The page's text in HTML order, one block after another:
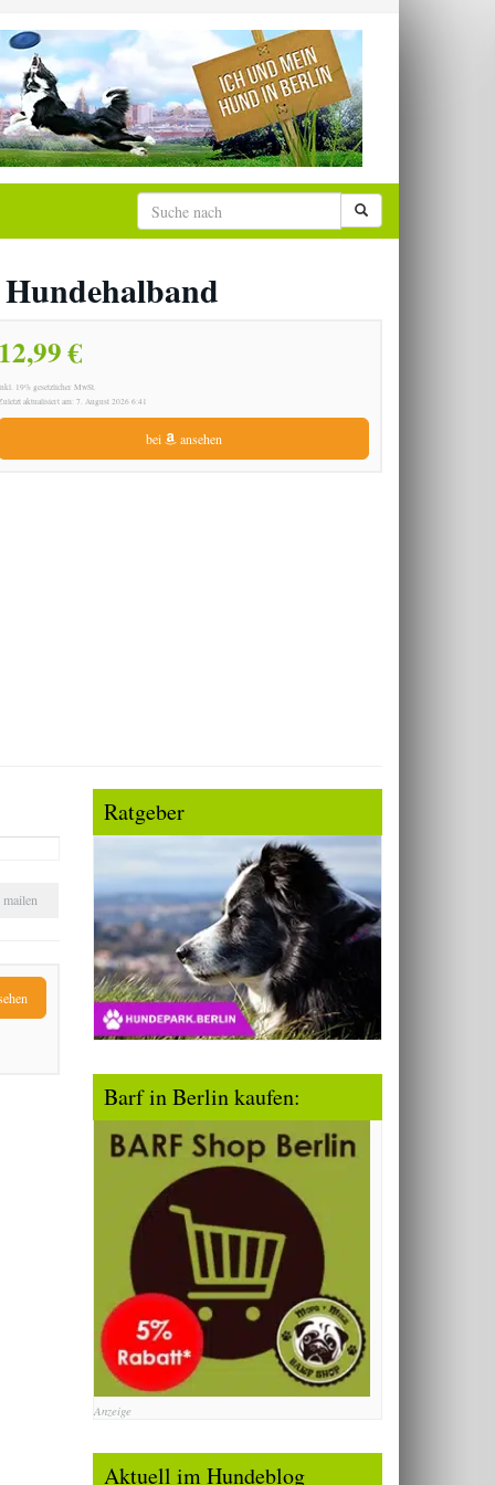
12,99 €
19% gesetzlicher MwSt.
aktualisiert am: 7. August 2026 6:41
bei ansehen
mailen
Ratgeber
Barf in Berlin kaufen:
Anzeige
Aktuell im Hundeblog